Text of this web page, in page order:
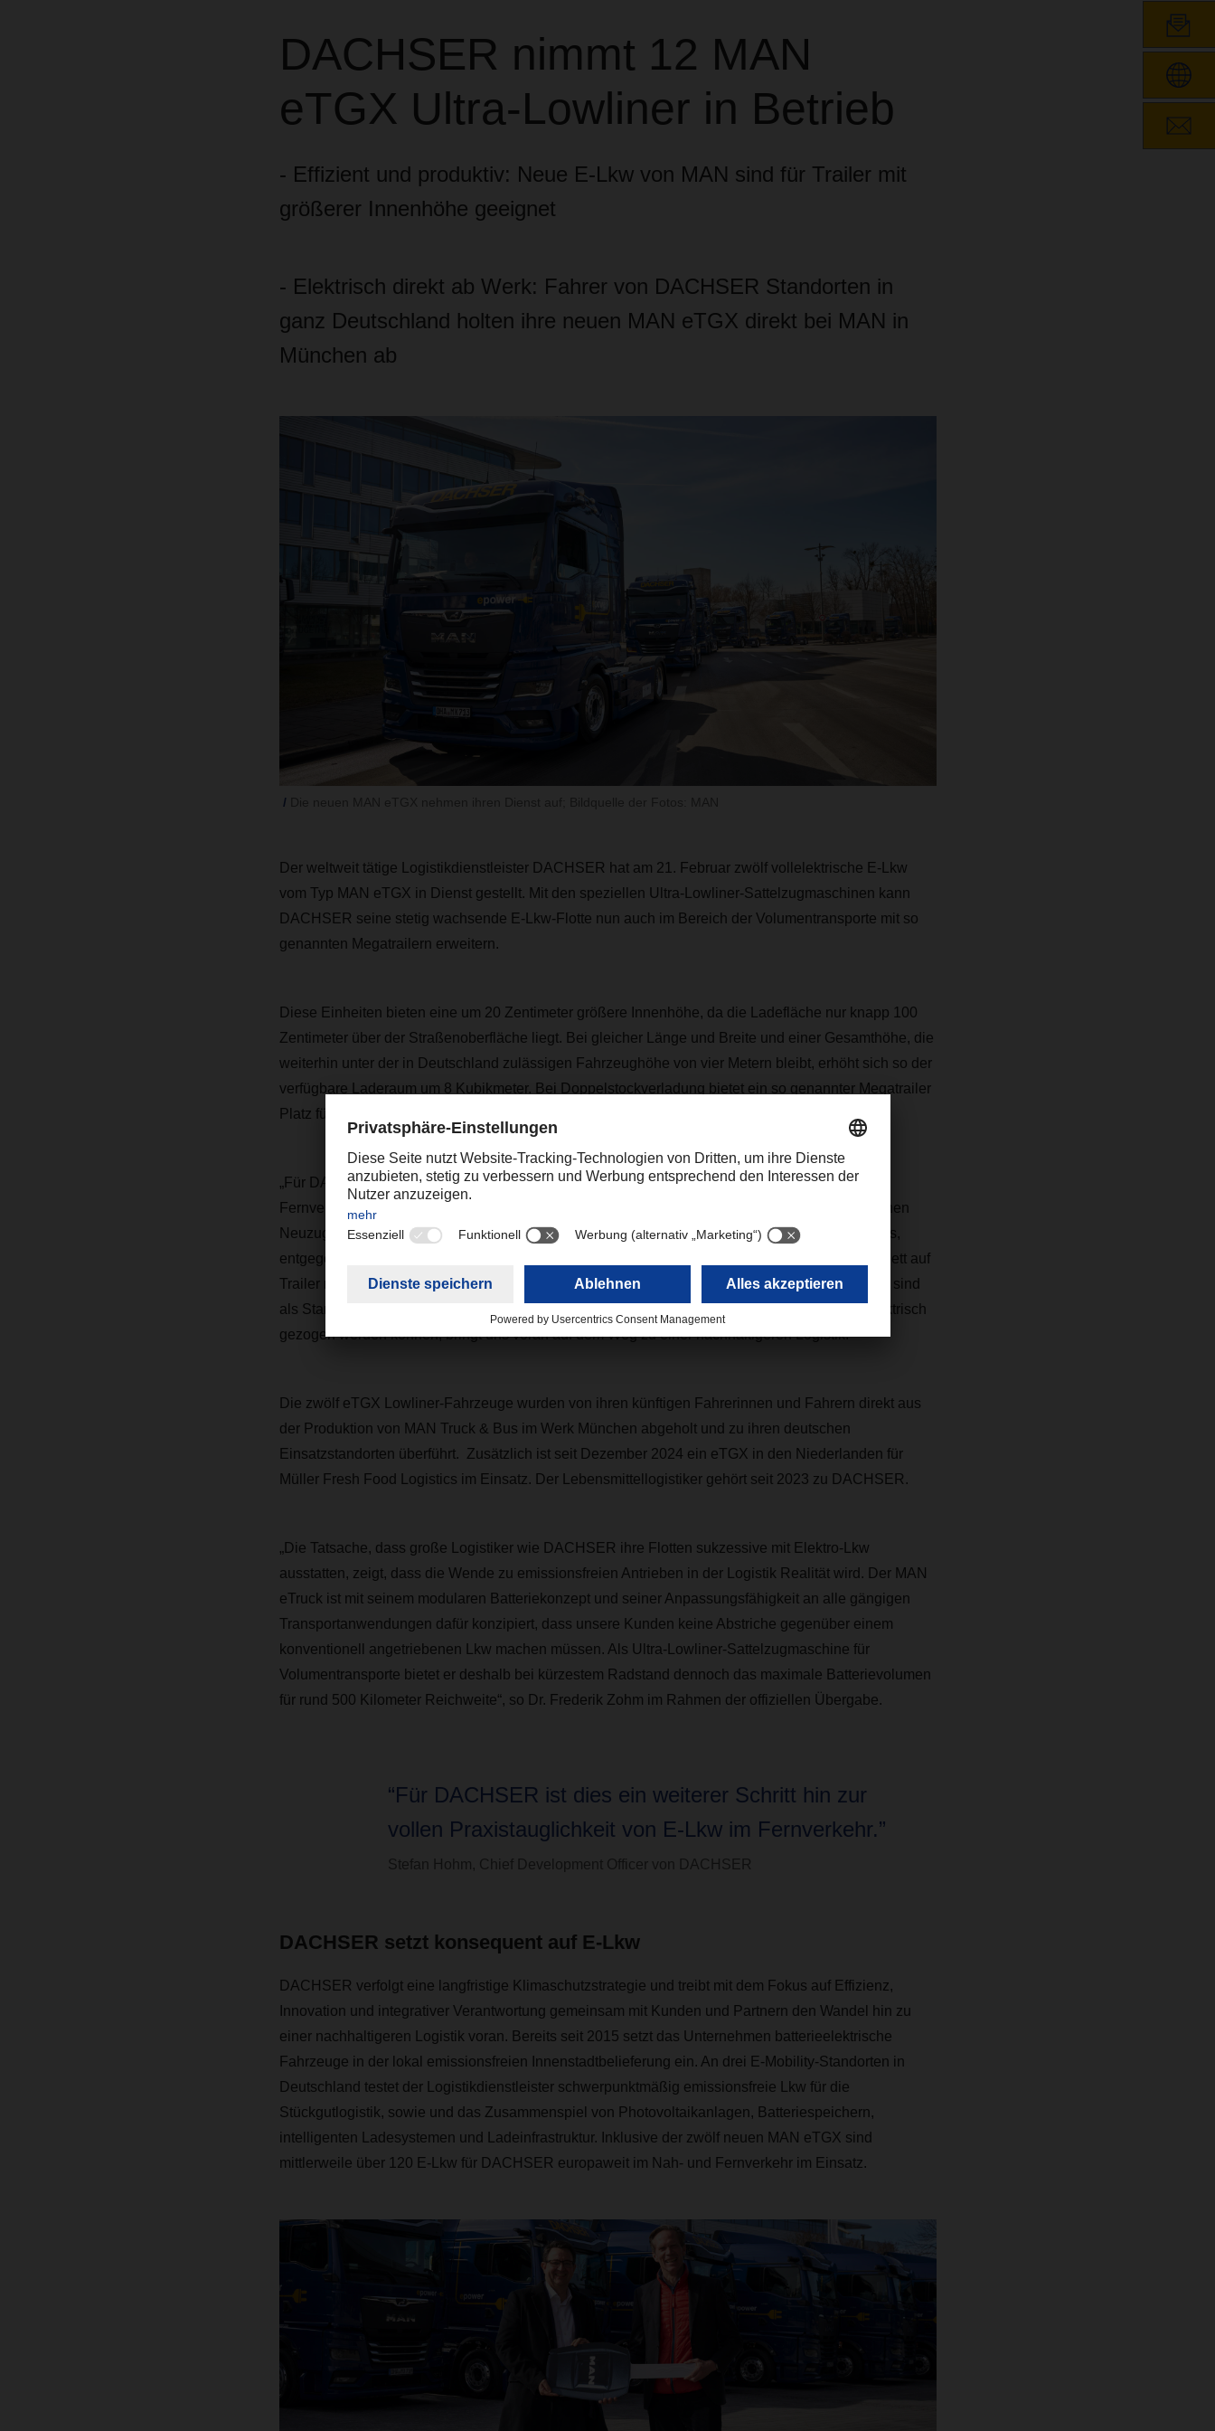
DACHSER nimmt 12 MAN
eTGX Ultra-Lowliner in Betrieb
- Effizient und produktiv: Neue E-Lkw von MAN sind für Trailer mit
größerer Innenhöhe geeignet
- Elektrisch direkt ab Werk: Fahrer von DACHSER Standorten in
ganz Deutschland holten ihre neuen MAN eTGX direkt bei MAN in
München ab
Der weltweit tätige Logistikdienstleister DACHSER hat am 21. Februar zwölf vollelektrische E-Lkw
vom Typ MAN eTGX in Dienst gestellt. Mit den speziellen Ultra-Lowliner-Sattelzugmaschinen kann
DACHSER seine stetig wachsende E-Lkw-Flotte nun auch im Bereich der Volumentransporte mit so
genannten Megatrailern erweitern.
Diese Einheiten bieten eine um 20 Zentimeter größere Innenhöhe, da die Ladefläche nur knapp 100
Zentimeter über der Straßenoberfläche liegt. Bei gleicher Länge und Breite und einer Gesamthöhe, die
weiterhin unter der in Deutschland zulässigen Fahrzeughöhe von vier Metern bleibt, erhöht sich so der
verfügbare Laderaum um 8 Kubikmeter. Bei Doppelstockverladung bietet ein so genannter Megatrailer
Platz für 67 Euro-Paletten.
„Für DACHSER ist dies ein weiterer Schritt hin zur vollen Praxistauglichkeit von E-Lkw im
Fernverkehr“, erklärt Stefan Hohm, Chief Development Officer von DACHSER, der die elektrischen
Neuzugänge von Dr. Frederik Zohm, Vorstand Forschung und Entwicklung bei MAN Truck & Bus,
entgegennahm. „Wir setzen in unserem europäischen Stückgutnetzwerk bereits seit 2021 komplett auf
Trailer mit mehr Innenhöhe, da sie auf Langstrecken wirtschaftlicher und ressourcenschonender sind
als Standardauflieger. Dass die Einheiten mit den MAN eTGX Ultra-Lowlinern nun auch vollelektrisch
gezogen werden können, bringt uns voran auf dem Weg zu einer nachhaltigeren Logistik.“
Die zwölf eTGX Lowliner-Fahrzeuge wurden von ihren künftigen Fahrerinnen und Fahrern direkt aus
der Produktion von MAN Truck & Bus im Werk München abgeholt und zu ihren deutschen
Einsatzstandorten überführt. Zusätzlich ist seit Dezember 2024 ein eTGX in den Niederlanden für
Müller Fresh Food Logistics im Einsatz. Der Lebensmittellogistiker gehört seit 2023 zu DACHSER.
„Die Tatsache, dass große Logistiker wie DACHSER ihre Flotten sukzessive mit Elektro-Lkw
ausstatten, zeigt, dass die Wende zu emissionsfreien Antrieben in der Logistik Realität wird. Der MAN
eTruck ist mit seinem modularen Batteriekonzept und seiner Anpassungsfähigkeit an alle gängigen
Transportanwendungen dafür konzipiert, dass unsere Kunden keine Abstriche gegenüber einem
konventionell angetriebenen Lkw machen müssen. Als Ultra-Lowliner-Sattelzugmaschine für
Volumentransporte bietet er deshalb bei kürzestem Radstand dennoch das maximale Batterievolumen
für rund 500 Kilometer Reichweite“, so Dr. Frederik Zohm im Rahmen der offiziellen Übergabe.
“Für DACHSER ist dies ein weiterer Schritt hin zur
vollen Praxistauglichkeit von E-Lkw im Fernverkehr.”
Stefan Hohm, Chief Development Officer von DACHSER
DACHSER setzt konsequent auf E-Lkw
DACHSER verfolgt eine langfristige Klimaschutzstrategie und treibt mit dem Fokus auf Effizienz,
Innovation und integrativer Verantwortung gemeinsam mit Kunden und Partnern den Wandel hin zu
einer nachhaltigeren Logistik voran. Bereits seit 2015 setzt das Unternehmen batterieelektrische
Fahrzeuge in der lokal emissionsfreien Innenstadtbelieferung ein. An drei E-Mobility-Standorten in
Deutschland testet der Logistikdienstleister schwerpunktmäßig emissionsfreie Lkw für die
Stückgutlogistik, sowie und das Zusammenspiel von Photovoltaikanlagen, Batteriespeichern,
intelligenten Ladesystemen und Ladeinfrastruktur. Inklusive der zwölf neuen MAN eTGX sind
mittlerweile über 120 E-Lkw für DACHSER europaweit im Nah- und Fernverkehr im Einsatz.